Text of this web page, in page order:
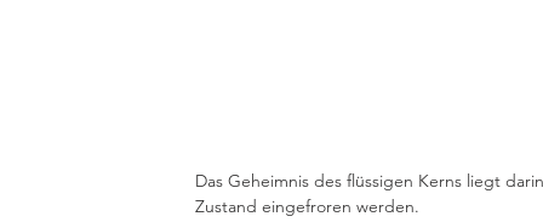
Das Geheimnis des flüssigen Kerns liegt
Zustand eingefroren werden.